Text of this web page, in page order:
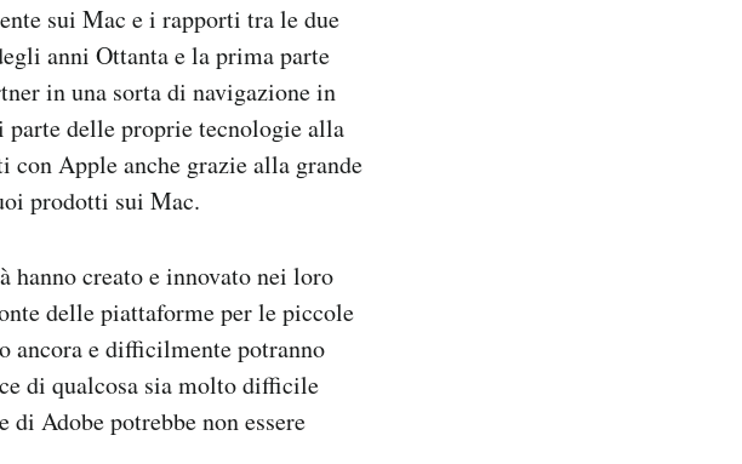
sui Mac e i rapporti tra le due
anni Ottanta e la prima parte
in una sorta di navigazione in
delle proprie tecnologie alla
con Apple anche grazie alla grande
prodotti sui Mac.
hanno creato e innovato nei loro
delle piattaforme per le piccole
ancora e difficilmente potranno
di qualcosa sia molto difficile
Adobe potrebbe non essere